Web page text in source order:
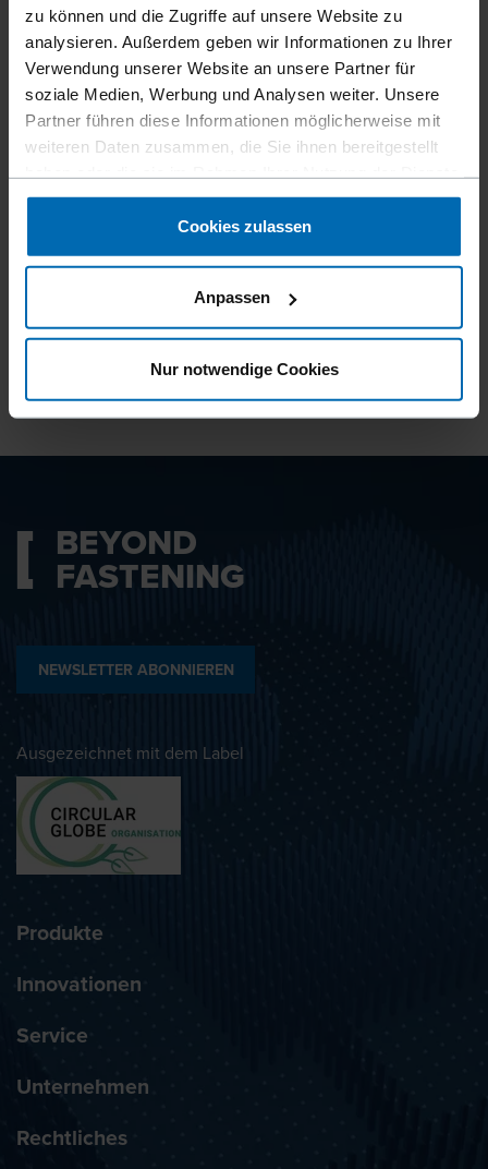
zu können und die Zugriffe auf unsere Website zu
analysieren. Außerdem geben wir Informationen zu Ihrer
Verwendung unserer Website an unsere Partner für
soziale Medien, Werbung und Analysen weiter. Unsere
Partner führen diese Informationen möglicherweise mit
weiteren Daten zusammen, die Sie ihnen bereitgestellt
gesammelt haben.
Cookies zulassen
Anpassen
Nur notwendige Cookies
IHRE NACHRICHT
Datenschutzbestimmungen
BEYOND
FASTENING
NEWSLETTER ABONNIEREN
Ausgezeichnet mit dem Label
Produkte
Innovationen
Service
Unternehmen
Rechtliches